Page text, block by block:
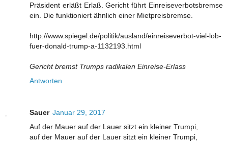
Präsident erläßt Erlaß. Gericht führt Einreiseverbotsbremse
ein. Die funktioniert ähnlich einer Mietpreisbremse.
http://www.spiegel.de/politik/ausland/einreiseverbot-viel-lob-
fuer-donald-trump-a-1132193.html
Gericht bremst Trumps radikalen Einreise-Erlass
Antworten
Sauer Januar 29, 2017
Auf der Mauer auf der Lauer sitzt ein kleiner Trumpi,
auf der Mauer auf der Lauer sitzt ein kleiner Trumpi,